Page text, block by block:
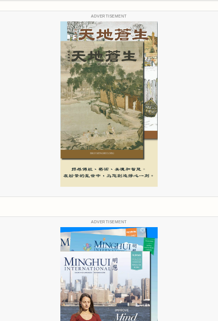
ADVERTISEMENT
ADVERTISEMENT